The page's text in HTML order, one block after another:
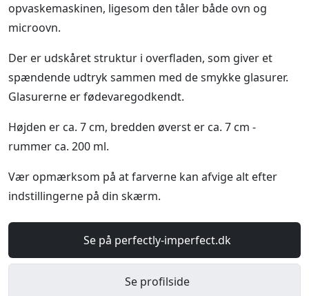
opvaskemaskinen, ligesom den tåler både ovn og
microovn.
Der er udskåret struktur i overfladen, som giver et
spændende udtryk sammen med de smykke glasurer.
Glasurerne er fødevaregodkendt.
Højden er ca. 7 cm, bredden øverst er ca. 7 cm -
rummer ca. 200 ml.
Vær opmærksom på at farverne kan afvige alt efter
indstillingerne på din skærm.
Se på perfectly-imperfect.dk
Se profilside